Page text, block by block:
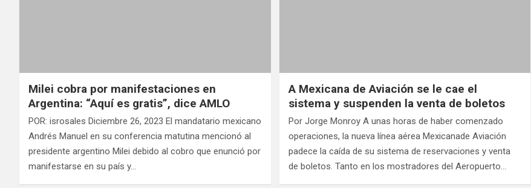
Milei cobra por manifestaciones en
Argentina: “Aquí es gratis”, dice AMLO
POR: isrosales Diciembre 26, 2023 El mandatario mexicano
Andrés Manuel en su conferencia matutina mencionó al
presidente argentino Milei debido al cobro que enunció por
manifestarse en su país y…
A Mexicana de Aviación se le cae el
sistema y suspenden la venta de boletos
Por Jorge Monroy A unas horas de haber comenzado
operaciones, la nueva línea aérea Mexicanade Aviación
padece la caída de su sistema de reservaciones y venta
de boletos. Tanto en los mostradores del Aeropuerto…